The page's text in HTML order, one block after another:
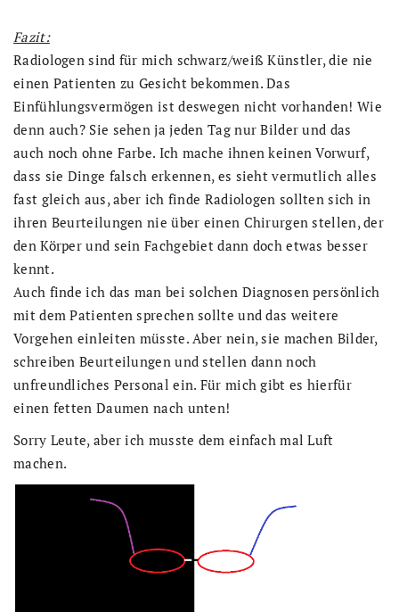
Fazit:
Radiologen sind für mich schwarz/weiß Künstler, die nie
einen Patienten zu Gesicht bekommen. Das
Einfühlungsvermögen ist deswegen nicht vorhanden! Wie
denn auch? Sie sehen ja jeden Tag nur Bilder und das
auch noch ohne Farbe. Ich mache ihnen keinen Vorwurf,
dass sie Dinge falsch erkennen, es sieht vermutlich alles
fast gleich aus, aber ich finde Radiologen sollten sich in
ihren Beurteilungen nie über einen Chirurgen stellen, der
den Körper und sein Fachgebiet dann doch etwas besser
kennt.
Auch finde ich das man bei solchen Diagnosen persönlich
mit dem Patienten sprechen sollte und das weitere
Vorgehen einleiten müsste. Aber nein, sie machen Bilder,
schreiben Beurteilungen und stellen dann noch
unfreundliches Personal ein. Für mich gibt es hierfür
einen fetten Daumen nach unten!
Sorry Leute, aber ich musste dem einfach mal Luft
machen.